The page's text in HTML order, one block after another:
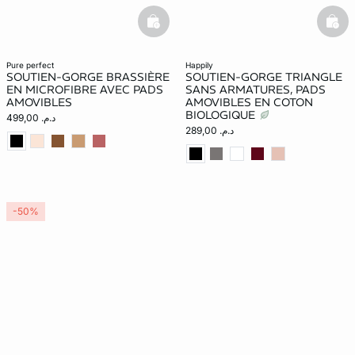
pure perfect
SOUTIEN-GORGE BRASSIÈRE
EN MICROFIBRE AVEC PADS
AMOVIBLES
د.م. 499,00
basketfull
happily
SOUTIEN-GORGE TRIANGLE
SANS ARMATURES, PADS
AMOVIBLES EN COTON
BIOLOGIQUE
د.م. 289,00
-50%